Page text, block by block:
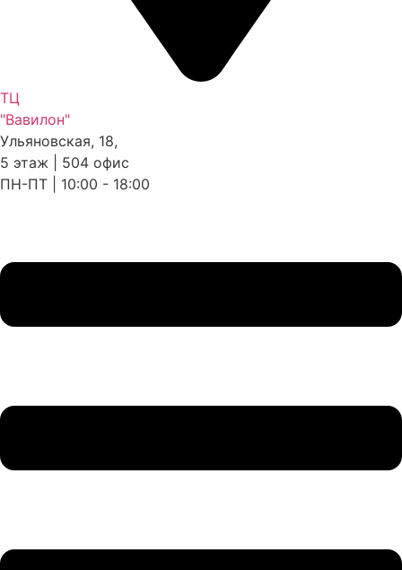
ТЦ
"Вавилон"
Ульяновская, 18,
5 этаж | 504 офис
ПН-ПТ | 10:00 - 18:00